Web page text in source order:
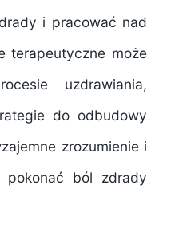
i pracować nad
terapeutyczne może
uzdrawiania,
do odbudowy
zrozumienie i
pokonać ból zdrady